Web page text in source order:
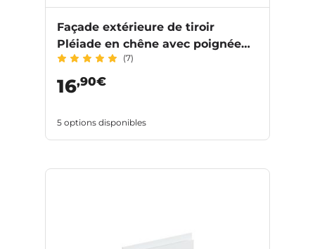
Façade extérieure de tiroir
Pléiade en chêne avec poignée
intégrée
(7)
16,90€
5 options disponibles